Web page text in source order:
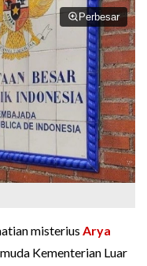
Perbesar
misterius Arya
Kementerian Luar